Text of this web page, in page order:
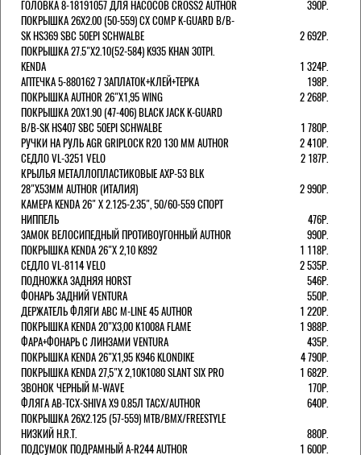
ГОЛОВКА 8-18191057 ДЛЯ НАСОСОВ CROSS2 AUTHOR
390Р.
ПОКРЫШКА 26X2.00 (50-559) CX COMP K-GUARD B/B-
SK HS369 SBC 50EPI SCHWALBE
2 692Р.
ПОКРЫШКА 27.5"Х2.10(52-584) K935 KHAN 30TPI.
KENDA
1 324Р.
АПТЕЧКА 5-880162 7 ЗАПЛАТОК+КЛЕЙ+ТЕРКА
198Р.
ПОКРЫШКА AUTHOR 26"Х1,95 WING
2 268Р.
ПОКРЫШКА 20X1.90 (47-406) BLACK JACK K-GUARD
B/B-SK HS407 SBC 50EPI SCHWALBE
1 780Р.
РУЧКИ НА РУЛЬ AGR GRIPLOCK R20 130 ММ AUTHOR
2 410Р.
СЕДЛО VL-3251 VELO
2 187Р.
КРЫЛЬЯ МЕТАЛЛОПЛАСТИКОВЫЕ AXP-53 BLK
28"Х53ММ AUTHOR (ИТАЛИЯ)
2 990Р.
КАМЕРА KENDA 26" Х 2.125-2.35", 50/60-559 СПОРТ
НИППЕЛЬ
476Р.
ЗАМОК ВЕЛОСИПЕДНЫЙ ПРОТИВОУГОННЫЙ AUTHOR
990Р.
ПОКРЫШКА KENDA 26"Х 2,10 K892
1 118Р.
СЕДЛО VL-8114 VELO
2 535Р.
ПОДНОЖКА ЗАДНЯЯ HORST
546Р.
ФОНАРЬ ЗАДНИЙ VENTURA
550Р.
ДЕРЖАТЕЛЬ ФЛЯГИ АВС M-LINE 45 AUTHOR
1 220Р.
ПОКРЫШКА KENDA 20"Х3,00 K1008A FLAME
1 988Р.
ФАРА+ФОНАРЬ С ЛИНЗАМИ VENTURA
435Р.
ПОКРЫШКА KENDA 26"Х1,95 K946 KLONDIKE
4 790Р.
ПОКРЫШКА KENDA 27,5"Х 2,10K1080 SLANT SIX PRO
1 682Р.
ЗВОНОК ЧЕРНЫЙ M-WAVE
170Р.
ФЛЯГА AB-TCX-SHIVA X9 0.85Л TACX/AUTHOR
640Р.
ПОКРЫШКА 26X2.125 (57-559) MTB/BMX/FREESTYLE
НИЗКИЙ H.R.T.
880Р.
ПОДСУМОК ПОДРАМНЫЙ A-R244 AUTHOR
1 600Р.